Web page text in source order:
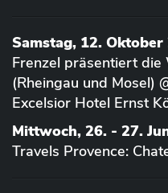
Samstag, 12.
Frenzel präsentiert
(Rheingau und Mosel)
Excelsior Hotel Ernst
Mittwoch, 26. - 27.
Travels Provence: